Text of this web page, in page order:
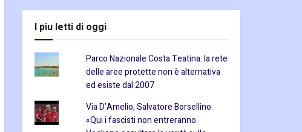
I piu letti di oggi
Parco Nazionale Costa Teatina: la rete
delle aree protette non è alternativa
ed esiste dal 2007
Via D’Amelio, Salvatore Borsellino:
«Qui i fascisti non entreranno.